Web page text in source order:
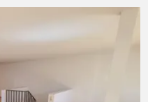
dem ortsüblichen